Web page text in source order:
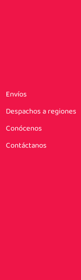
Envíos
Despachos a regiones
Conócenos
Contáctanos